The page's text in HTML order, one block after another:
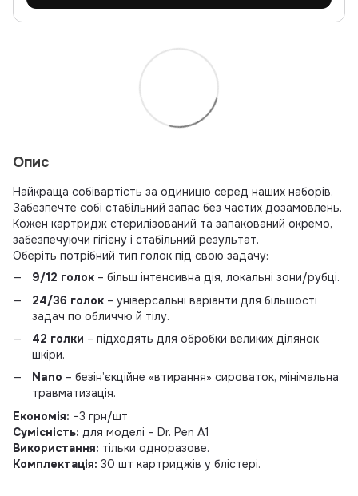
Опис
Найкраща собівартість за одиницю серед наших наборів.
Забезпечте собі стабільний запас без частих дозамовлень.
Кожен картридж стерилізований та запакований окремо,
забезпечуючи гігієну і стабільний результат.
Оберіть потрібний тип голок під свою задачу:
9/12 голок – більш інтенсивна дія, локальні зони/рубці.
24/36 голок – універсальні варіанти для більшості
задач по обличчю й тілу.
42 голки – підходять для обробки великих ділянок
шкіри.
Nano – безін’єкційне «втирання» сироваток, мінімальна
травматизація.
Економія: −3 грн/шт
Сумісність: для моделі – Dr. Pen A1
Використання: тільки одноразове.
Комплектація: 30 шт картриджів у блістері.